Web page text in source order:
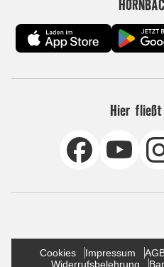
Hier
Cookies Impressum
Widerrufsbelehrung